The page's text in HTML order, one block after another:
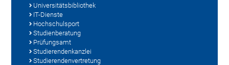
Universitätsbibliothek
IT-Dienste
Hochschulsport
Studienberatung
Prüfungsamt
Studierendenkanzlei
Studierendenvertretung